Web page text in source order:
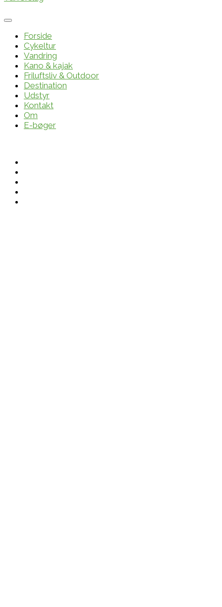
Forside
Cykeltur
Vandring
Kano & kajak
Friluftsliv & Outdoor
Destination
Udstyr
Kontakt
Om
E-bøger